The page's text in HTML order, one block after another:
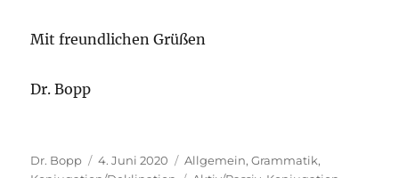
Mit freundlichen Grüßen
Dr. Bopp
Autor
Dr. Bopp
Veröffentlicht
4. Juni 2020 Kategorien
Allgemein,Grammatik,